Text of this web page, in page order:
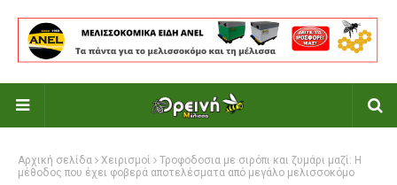
Αρχική σελίδα Χειρισμοί
Τροφοδοσια με σιρόπι και ζυμάρι μαζί: Η
μέθοδος που έχει φοβερά αποτελέσματα από μεγάλο μελισσοκόμο